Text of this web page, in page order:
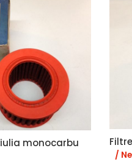
monocarbu
/